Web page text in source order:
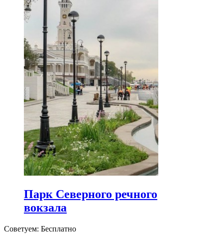
Парк Северного речного
вокзала
Советуем: Бесплатно